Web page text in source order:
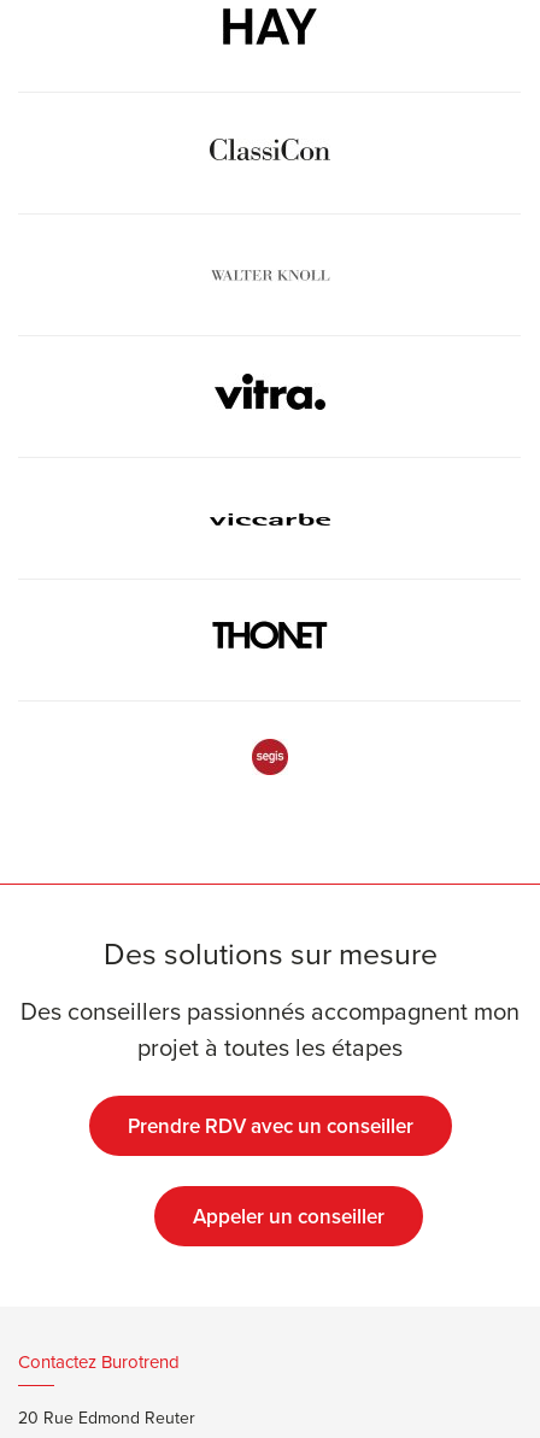
Des solutions sur mesure
Des conseillers passionnés accompagnent mon
projet à toutes les étapes
Prendre RDV avec un conseiller
Appeler un conseiller
Contactez Burotrend
20 Rue Edmond Reuter